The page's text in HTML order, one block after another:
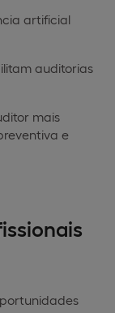
artificial
auditorias
mais
e